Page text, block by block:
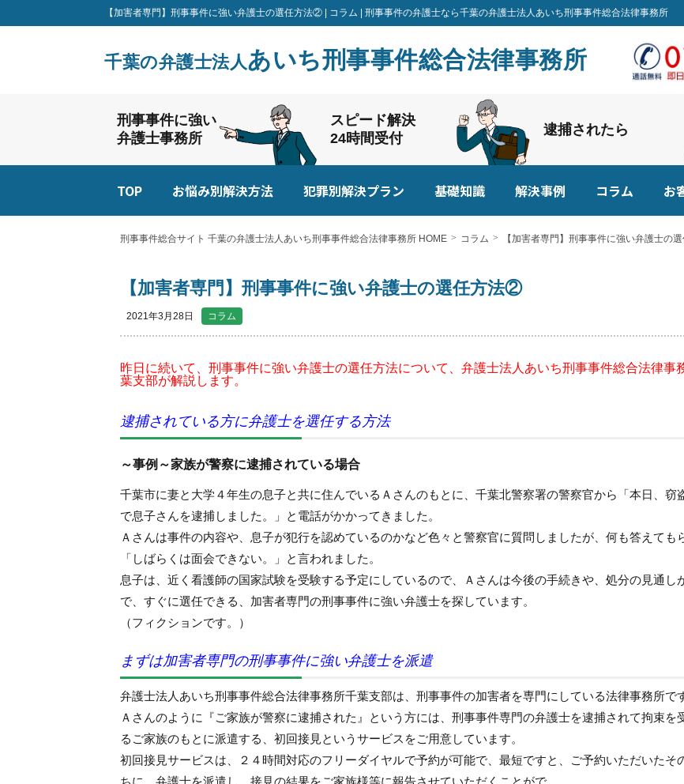
【加害者専門】刑事事件に強い弁護士の選任方法② | コラム | 刑事事件の弁護士なら千葉の弁護士法人あいち刑事事件総合法律事務所
千葉の弁護士法人あいち刑事事件総合法律事務所
刑事事件に強い
弁護士事務所
スピード解決
24時間受付
逮捕されたら
TOP お悩み別解決方法 犯罪別解決プラン 基礎知識 解決事例 コラム お
刑事事件総合サイト 千葉の弁護士法人あいち刑事事件総合法律事務所 HOME コラム 【加害者専門】刑事事件に強い弁護士の
【加害者専門】刑事事件に強い弁護士の選任方法②
2021年3月28日 コラム
昨日に続いて、刑事事件に強い弁護士の選任方法について、弁護士法人あいち刑事事件総合法律事
葉支部が解説します。
逮捕されている方に弁護士を選任する方法
～事例～家族が警察に逮捕されている場合
千葉市に妻と大学４年生の息子と共に住んでいるＡさんのもとに、千葉北警察署の警察官から「本日、窃
で息子さんを逮捕しました。」と電話がかかってきました。
Ａさんは事件の内容や、息子が犯行を認めているのかなど色々と警察官に質問しましたが、何も答えても
「しばらくは面会できない。」と言われました。
息子は、近く看護師の国家試験を受験する予定にしているので、Ａさんは今後の手続きや、処分の見通し
で、すぐに選任できる、加害者専門の刑事事件に強い弁護士を探しています。
（フィクションです。）
まずは加害者専門の刑事事件に強い弁護士を派遣
弁護士法人あいち刑事事件総合法律事務所千葉支部は、刑事事件の加害者を専門にしている法律事務所で
Ａさんのように『ご家族が警察に逮捕された』という方には、刑事事件専門の弁護士を逮捕されて拘束を
るご家族のもとに派遣する、初回接見というサービスをご用意しています。
初回接見サービスは、２４時間対応のフリーダイヤルで予約が可能で、最短ですと、ご予約いただいたそ